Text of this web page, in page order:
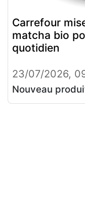
Carrefour
matcha bio
quotidien
23/07/2026,
Nouveau